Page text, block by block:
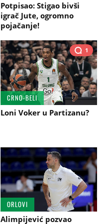
Potpisao: Stigao bivši
igrač Jute, ogromno
pojačanje!
1
CRNO-BELI
Loni Voker u Partizanu?
ORLOVI
Alimpijević pozvao